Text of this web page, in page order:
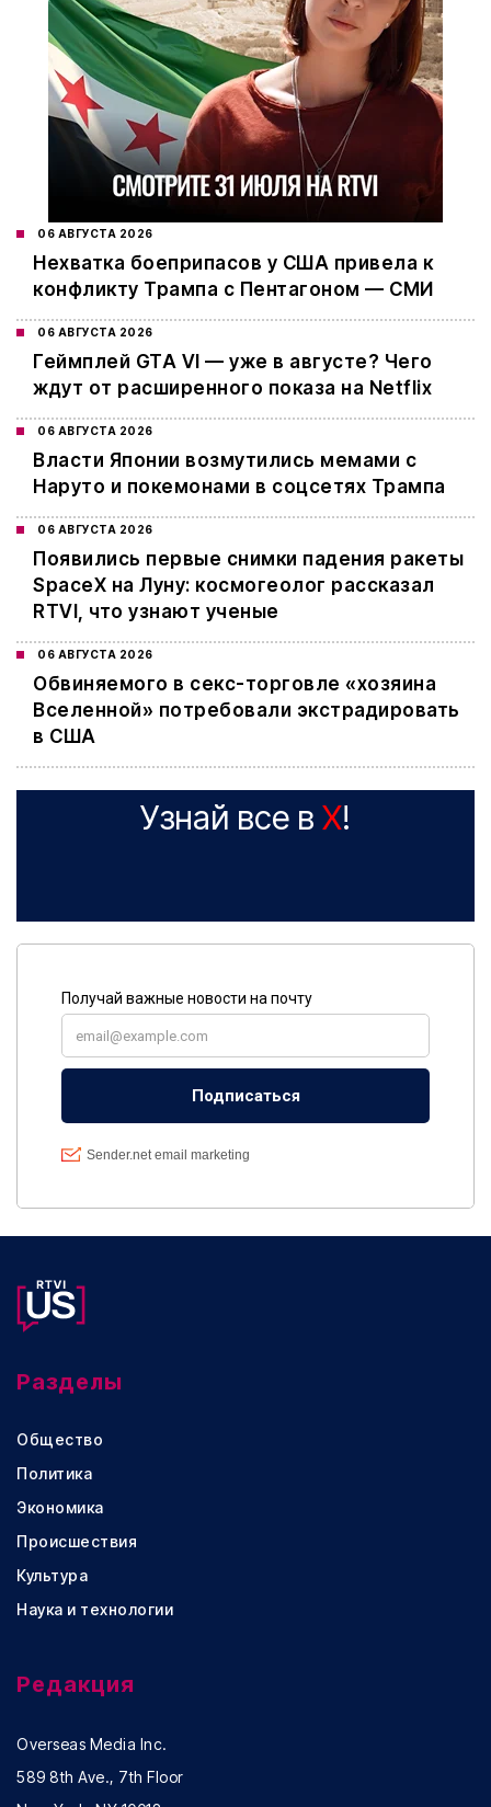
06 АВГУСТА 2026
Нехватка боеприпасов у США привела к
конфликту Трампа с Пентагоном — СМИ
06 АВГУСТА 2026
Геймплей GTA VI — уже в августе? Чего
ждут от расширенного показа на Netflix
06 АВГУСТА 2026
Власти Японии возмутились мемами с
Наруто и покемонами в соцсетях Трампа
06 АВГУСТА 2026
Появились первые снимки падения ракеты
SpaceX на Луну: космогеолог рассказал
RTVI, что узнают ученые
06 АВГУСТА 2026
Обвиняемого в секс-торговле «хозяина
Вселенной» потребовали экстрадировать
в США
Узнай все в X!
Разделы
Общество
Политика
Экономика
Происшествия
Культура
Наука и технологии
Редакция
Overseas Media Inc.
589 8th Ave., 7th Floor